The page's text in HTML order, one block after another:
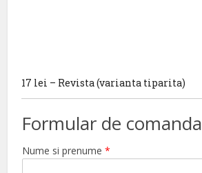
17 lei – Revista (varianta tiparita)
Formular de comanda
Nume si prenume*